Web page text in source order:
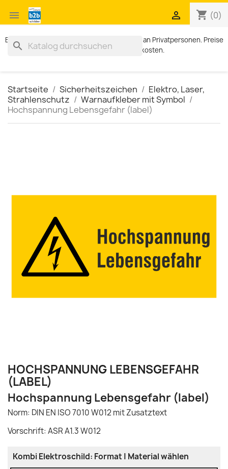
 shopping_cart (0)

Exklusiv für Geschäftskunden. Kein Verkauf an Privatpersonen. Preise
zzgl. MWST und Versandkosten.
search
Startseite Sicherheitszeichen
Elektro, Laser,
Strahlenschutz
Warnaufkleber mit Symbol
Hochspannung Lebensgefahr (label)
HOCHSPANNUNG LEBENSGEFAHR
(LABEL)
Hochspannung Lebensgefahr (label)
Norm: DIN EN ISO 7010 W012 mit Zusatztext
Vorschrift: ASR A1.3 W012
Kombi Elektroschild: Format | Material wählen